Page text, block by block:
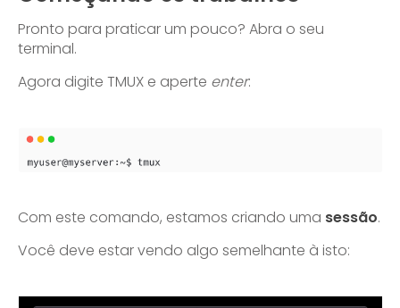
Pronto para praticar um pouco? Abra o seu
terminal.
Agora digite TMUX e aperte enter:
Com este comando, estamos criando uma sessão.
Você deve estar vendo algo semelhante à isto: